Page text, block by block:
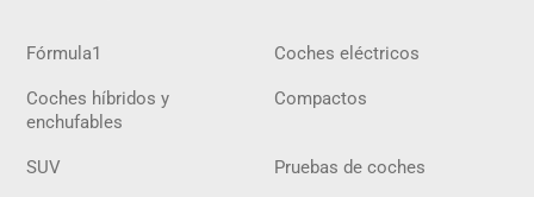
Fórmula1 Coches eléctricos
Coches híbridos y
enchufables
Compactos
SUV Pruebas de coches